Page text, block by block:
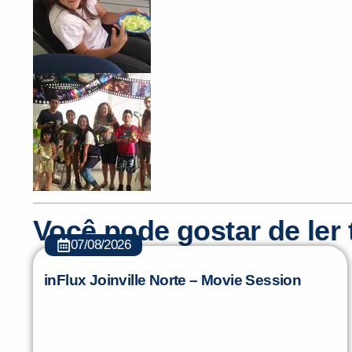
Você pode gostar de ler
07/08/2026
inFlux Joinville Norte – Movie Session